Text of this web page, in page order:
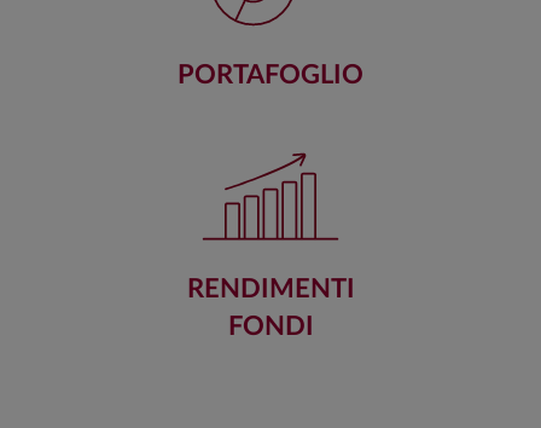
PORTAFOGLIO
RENDIMENTI
FONDI